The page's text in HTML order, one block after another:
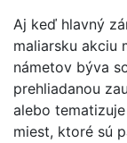
Aj keď hlavný
maliarsku akciu
námetov býva
prehliadanou
alebo
miest, ktoré sú